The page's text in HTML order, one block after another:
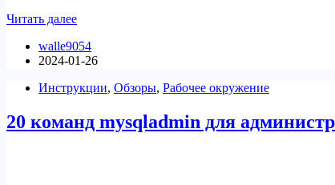
Читать далееКак
MariaDB
11.x
10.x
Ubuntu
walle9054
2024-01-26
Инструкции, Обзоры, Рабочее окружение
20 команд mysqladmin для